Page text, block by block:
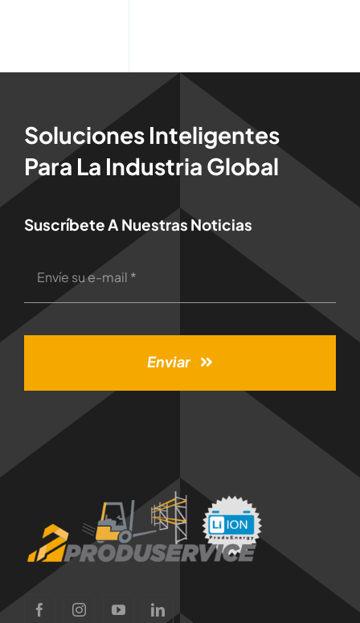
Soluciones Inteligentes
Para La Industria Global
Suscríbete A Nuestras Noticias
Enviar